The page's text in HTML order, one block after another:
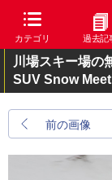
カテゴリ 過去記
川場スキー場の
SUV Snow
前の画像